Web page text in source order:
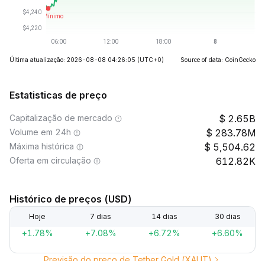
Última atualização: 2026-08-08 04:26:05 (UTC+0) Source of data: CoinGecko
Estatisticas de preço
Capitalização de mercado 2.65B
Volume em 24h 283.78M
Máxima histórica 5,504.62
Oferta em circulação 612.82K
Histórico de preços (USD)
Hoje 7 dias 14 dias 30 dias
+1.78% +7.08% +6.72% +6.60%